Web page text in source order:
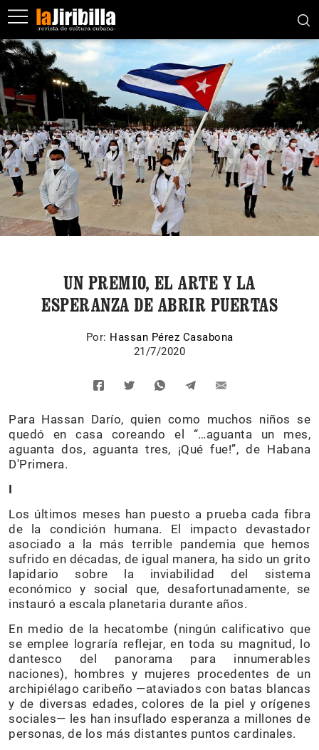
UN PREMIO, EL ARTE Y LA
ESPERANZA DE ABRIR PUERTAS
Por: Hassan Pérez Casabona
21/7/2020
Para Hassan Darío, quien como muchos niños se
quedó en casa coreando el “…aguanta un mes,
aguanta dos, aguanta tres, ¡Qué fue!”, de Habana
D'Primera.
I
Los últimos meses han puesto a prueba cada fibra
de la condición humana. El impacto devastador
asociado a la más terrible pandemia que hemos
sufrido en décadas, de igual manera, ha sido un grito
lapidario sobre la inviabilidad del sistema
económico y social que, desafortunadamente, se
instauró a escala planetaria durante años.
En medio de la hecatombe (ningún calificativo que
se emplee lograría reflejar, en toda su magnitud, lo
dantesco del panorama para innumerables
naciones), hombres y mujeres procedentes de un
archipiélago caribeño —ataviados con batas blancas
y de diversas edades, colores de la piel y orígenes
sociales— les han insuflado esperanza a millones de
personas, de los más distantes puntos cardinales.